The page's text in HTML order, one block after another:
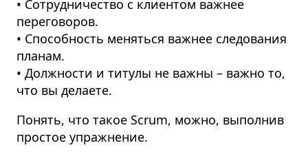
• Сотрудничество с клиентом важнее
переговоров.
• Способность меняться важнее следования
планам.
• Должности и титулы не важны – важно то,
что вы делаете.
Понять, что такое Scrum, можно, выполнив
простое упражнение.